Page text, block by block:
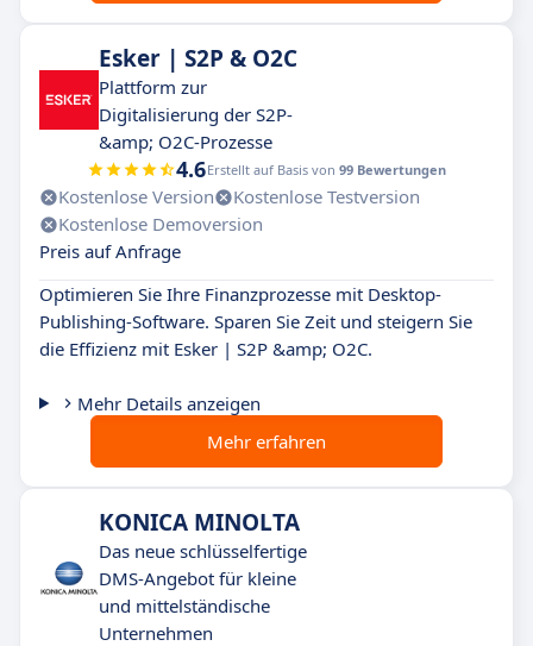
Esker | S2P & O2C
Plattform zur
Digitalisierung der S2P-
&amp; O2C-Prozesse
4.6Erstellt auf Basis von 99 Bewertungen
Kostenlose Version
Kostenlose Testversion
Kostenlose Demoversion
Preis auf Anfrage
Optimieren Sie Ihre Finanzprozesse mit Desktop-
Publishing-Software. Sparen Sie Zeit und steigern Sie
die Effizienz mit Esker | S2P &amp; O2C.
Mehr Details anzeigen
Mehr erfahren
KONICA MINOLTA
Das neue schlüsselfertige
DMS-Angebot für kleine
und mittelständische
Unternehmen